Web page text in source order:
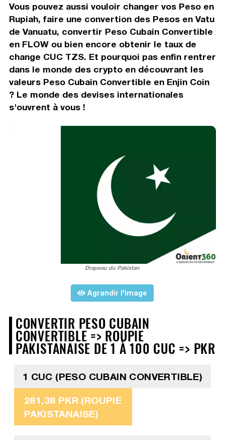
Vous pouvez aussi vouloir changer vos Peso en
Rupiah, faire une convertion des Pesos en Vatu
de Vanuatu, convertir Peso Cubain Convertible
en FLOW ou bien encore obtenir le taux de
change CUC TZS. Et pourquoi pas enfin rentrer
dans le monde des crypto en découvrant les
valeurs Peso Cubain Convertible en Enjin Coin
? Le monde des devises internationales
s'ouvrent à vous !
Drapeau du Pakistan
Agrandir l'image
CONVERTIR PESO CUBAIN
CONVERTIBLE => ROUPIE
PAKISTANAISE DE 1 À 100 CUC => PKR
1 CUC (PESO CUBAIN CONVERTIBLE)
281,38 PKR (ROUPIE
PAKISTANAISE)